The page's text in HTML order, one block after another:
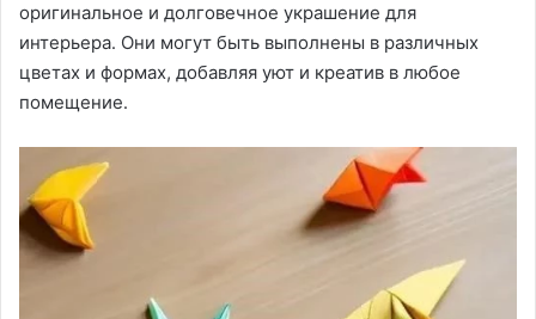
оригинальное и долговечное украшение для
интерьера․ Они могут быть выполнены в различных
цветах и формах, добавляя уют и креатив в любое
помещение․